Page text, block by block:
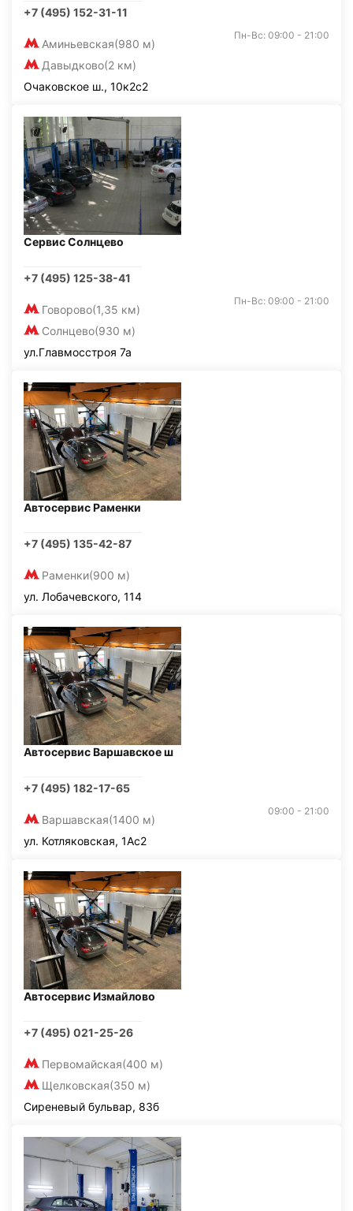
+7 (495) 152-31-11
Аминьевская(980 м)
Давыдково(2 км)
Пн-Вс: 09:00 - 21:00
Очаковское ш., 10к2с2
Сервис Солнцево
+7 (495) 125-38-41
Говорово(1,35 км)
Солнцево(930 м)
Пн-Вс: 09:00 - 21:00
ул.Главмосстроя 7а
Автосервис Раменки
+7 (495) 135-42-87
Раменки(900 м)
ул. Лобачевского, 114
Автосервис Варшавское ш
+7 (495) 182-17-65
Варшавская(1400 м)
09:00 - 21:00
ул. Котляковская, 1Ас2
Автосервис Измайлово
+7 (495) 021-25-26
Первомайская(400 м)
Щелковская(350 м)
Сиреневый бульвар, 83б